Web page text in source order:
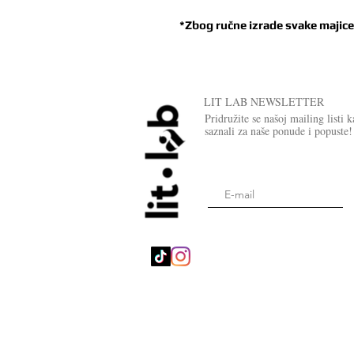
*Zbog ručne izrade svake
LIT LAB NEWSLETTER
Pridružite se našoj mailing listi
saznali za naše ponude i popuste!